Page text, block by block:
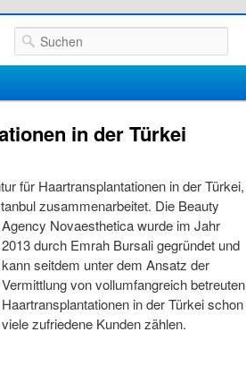
Suchen
in der Türkei
für Haartransplantationen in der Türkei,
zusammenarbeitet. Die Beauty
Agency Novaesthetica wurde im Jahr
2013 durch Emrah Bursali gegründet und
kann seitdem unter dem Ansatz der
Vermittlung von vollumfangreich betreuten
Haartransplantationen in der Türkei schon
viele zufriedene Kunden zählen.